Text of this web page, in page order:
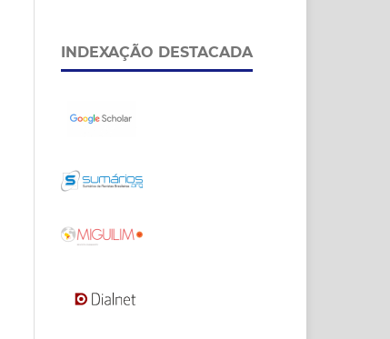
INDEXAÇÃO DESTACADA